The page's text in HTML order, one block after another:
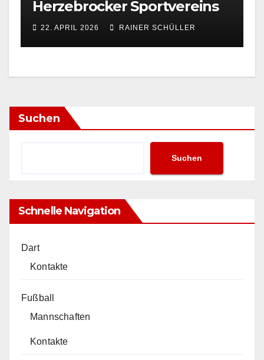
Herzebrocker Sportvereins
22. APRIL 2026 RAINER SCHÜLLER
Suchen
Suchen
Schnelle Navigation
Dart
Kontakte
Fußball
Mannschaften
Kontakte